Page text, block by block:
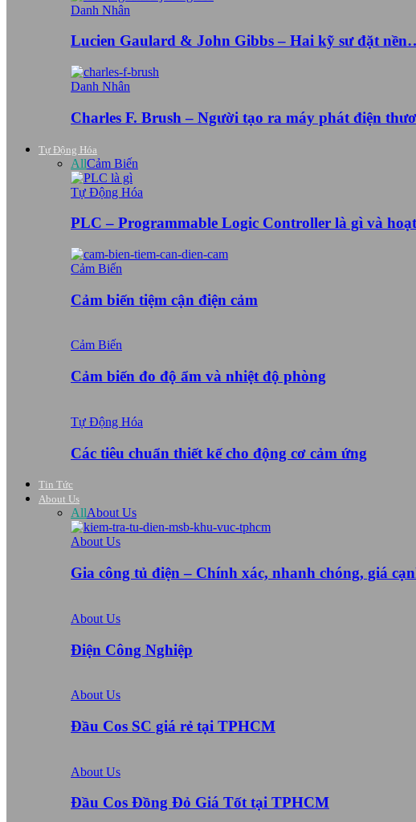
Danh Nhân
Lucien Gaulard & John Gibbs – Hai kỹ sư đặt
Danh Nhân
Charles F. Brush – Người tạo ra máy phát điện
Tự Động Hóa
AllCảm Biến
Tự Động Hóa
PLC – Programmable Logic Controller là gì và
Cảm Biến
Cảm biến tiệm cận điện cảm
Cảm Biến
Cảm biến đo độ ẩm và nhiệt độ phòng
Tự Động Hóa
Các tiêu chuẩn thiết kế cho động cơ cảm ứng
Tin Tức
About Us
AllAbout Us
About Us
Gia công tủ điện – Chính xác, nhanh chóng, giá
About Us
Điện Công Nghiệp
About Us
Đầu Cos SC giá rẻ tại TPHCM
About Us
Đầu Cos Đồng Đỏ Giá Tốt tại TPHCM